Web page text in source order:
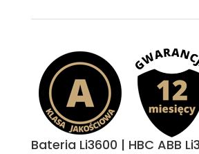
Bateria Li3600 | HBC ABB